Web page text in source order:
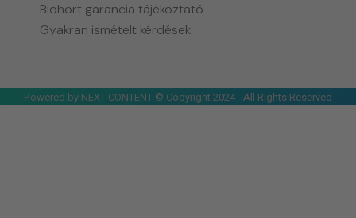
Biohort garancia tájékoztató
Gyakran ismételt kérdések
Powered by NEXT CONTENT © Copyright 2024 - All Rights Reserved